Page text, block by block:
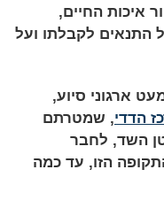
איכות החיים,
התנאים לקבלתו ועל
ארגוני סיוע,
הדדי, שמטרתם
השד, לחבר
הזו, עד כמה